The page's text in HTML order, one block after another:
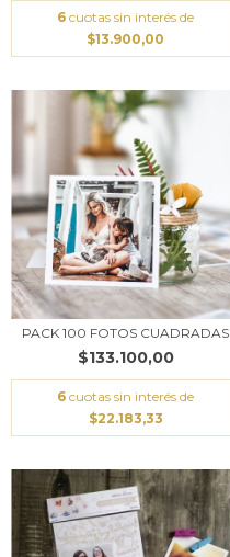
6 cuotas sin interés de
$13.900,00
PACK 100 FOTOS CUADRADAS
$133.100,00
6 cuotas sin interés de
$22.183,33